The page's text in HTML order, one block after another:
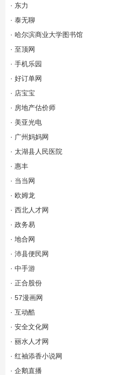
· 东力
· 泰无聊
· 哈尔滨商业大学图书馆
· 至顶网
· 手机乐园
· 好订单网
· 店宝宝
· 房地产估价师
· 美亚光电
· 广州妈妈网
· 太湖县人民医院
· 惠丰
· 当当网
· 欧姆龙
· 西北人才网
· 政务易
· 地合网
· 沛县便民网
· 中手游
· 正合股份
· 57漫画网
· 互动酷
· 安全文化网
· 丽水人才网
· 红袖添香小说网
· 企鹅直播